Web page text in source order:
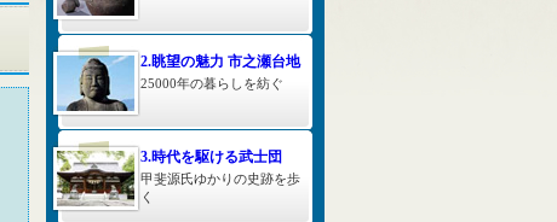
2.眺望の魅力 市之瀬台地
25000年の暮らしを紡ぐ
3.時代を駆ける武士団
甲斐源氏ゆかりの史跡を歩
く